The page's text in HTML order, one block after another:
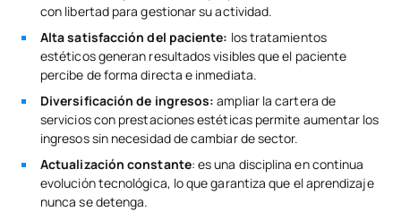
con libertad para gestionar su actividad.
Alta satisfacción del paciente: los tratamientos
estéticos generan resultados visibles que el paciente
percibe de forma directa e inmediata.
Diversificación de ingresos: ampliar la cartera de
servicios con prestaciones estéticas permite aumentar los
ingresos sin necesidad de cambiar de sector.
Actualización constante: es una disciplina en continua
evolución tecnológica, lo que garantiza que el aprendizaje
nunca se detenga.